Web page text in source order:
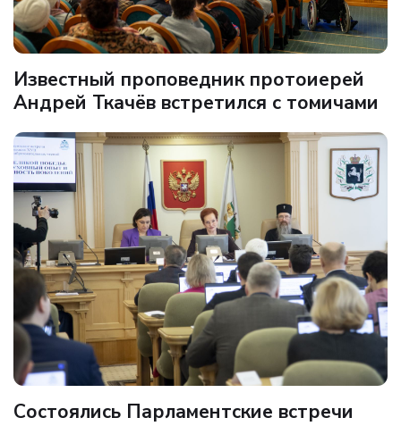
Известный проповедник протоиерей
Андрей Ткачёв встретился с томичами
Состоялись Парламентские встречи